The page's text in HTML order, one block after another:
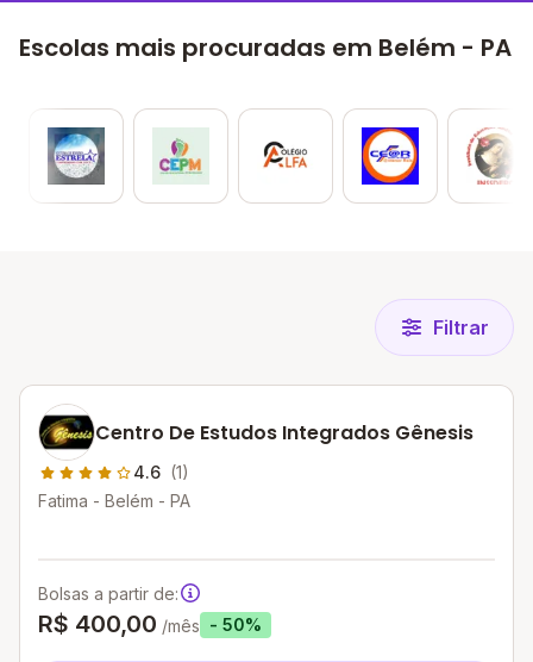
Escolas mais procuradas em Belém - PA
Filtrar
Centro De Estudos Integrados Gênesis
4.6 (1)
Fatima - Belém - PA
Bolsas a partir de:
R$ 400,00 /mês - 50%